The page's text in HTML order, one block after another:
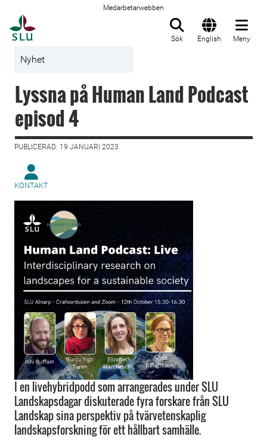
Medarbetarwebben
Sök English Meny
Nyhet
Lyssna på Human Land Podcast
episod 4
PUBLICERAD: 19 JANUARI 2023
KONTAKT
I en livehybridpodd som arrangerades under SLU
Landskapsdagar diskuterade fyra forskare från SLU
Landskap sina perspektiv på tvärvetenskaplig
landskapsforskning för ett hållbart samhälle.